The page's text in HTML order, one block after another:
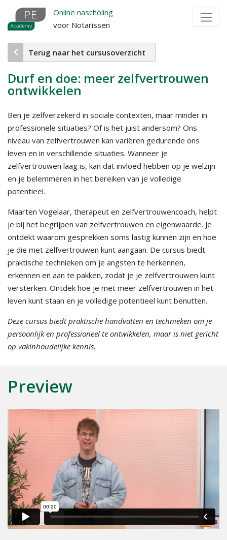
Overslaan
naar
de
inhoud
Online nascholing
voor Notarissen
Terug naar het cursusoverzicht
Durf en doe: meer zelfvertrouwen
ontwikkelen
Ben je zelfverzekerd in sociale contexten, maar minder in
professionele situaties? Of is het juist andersom? Ons
niveau van zelfvertrouwen kan variëren gedurende ons
leven en in verschillende situaties. Wanneer je
zelfvertrouwen laag is, kan dat invloed hebben op je welzijn
en je belemmeren in het bereiken van je volledige
potentieel.
Maarten Vogelaar, therapeut en zelfvertrouwencoach, helpt
je bij het begrijpen van zelfvertrouwen en eigenwaarde. Je
ontdekt waarom gesprekken soms lastig kunnen zijn en hoe
je die met zelfvertrouwen kunt aangaan. De cursus biedt
praktische technieken om je angsten te herkennen,
erkennen en aan te pakken, zodat je je zelfvertrouwen kunt
versterken. Ontdek hoe je met meer zelfvertrouwen in het
leven kunt staan en je volledige potentieel kunt benutten.
Deze cursus biedt praktische handvatten en technieken om je
persoonlijk en professioneel te ontwikkelen, maar is niet gericht
op vakinhoudelijke kennis.
Preview